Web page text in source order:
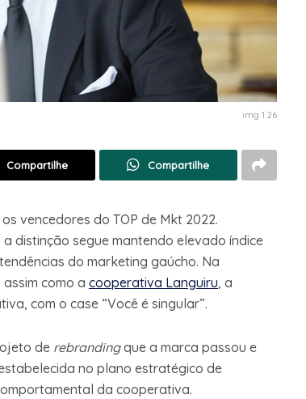
img 1 26
Compartilhe Compartilhe
vencedores do TOP de Mkt 2022.
distinção segue mantendo elevado índice
do marketing gaúcho. Na
como a cooperativa Languiru, a
com o case “Você é singular”.
de rebrandingque a marca passou e
no plano estratégico de
da cooperativa.